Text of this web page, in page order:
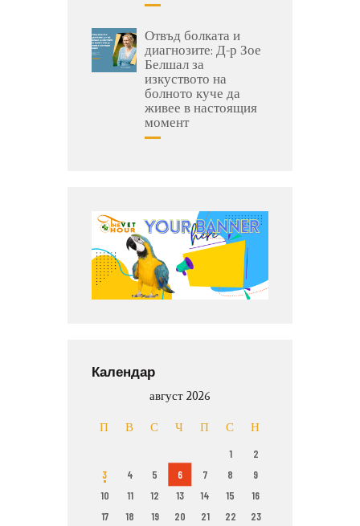
Отвъд болката и
диагнозите: Д-р Зое
Белшал за
изкуството на
болното куче да
живее в настоящия
момент
Календар
август 2026
П В С Ч П С Н
1
2
3
4 5 6 7 8
9
10
11 12 13 14 15
16
17
18 19 20 21 22
23